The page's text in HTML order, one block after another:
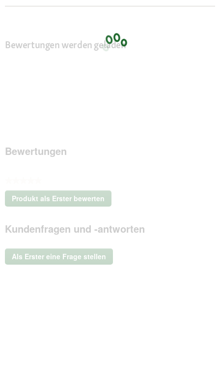
Bewertungen werden geladen
Bewertungen
Kein
Beurteilungswert
Produkt als Erster bewerten
.
dieser
Aktion
ein
modales
Kundenfragen und -antworten
Als Erster eine Frage stellen